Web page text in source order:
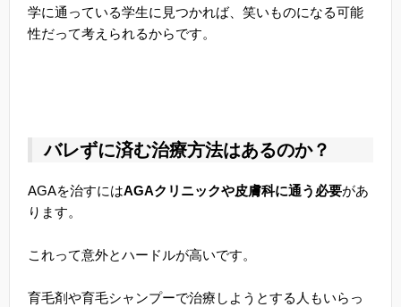
学に通っている学生に見つかれば、笑いものになる可能
性だって考えられるからです。
バレずに済む治療方法はあるのか？
AGAを治すにはAGAクリニックや皮膚科に通う必要があ
ります。
これって意外とハードルが高いです。
育毛剤や育毛シャンプーで治療しようとする人もいらっ